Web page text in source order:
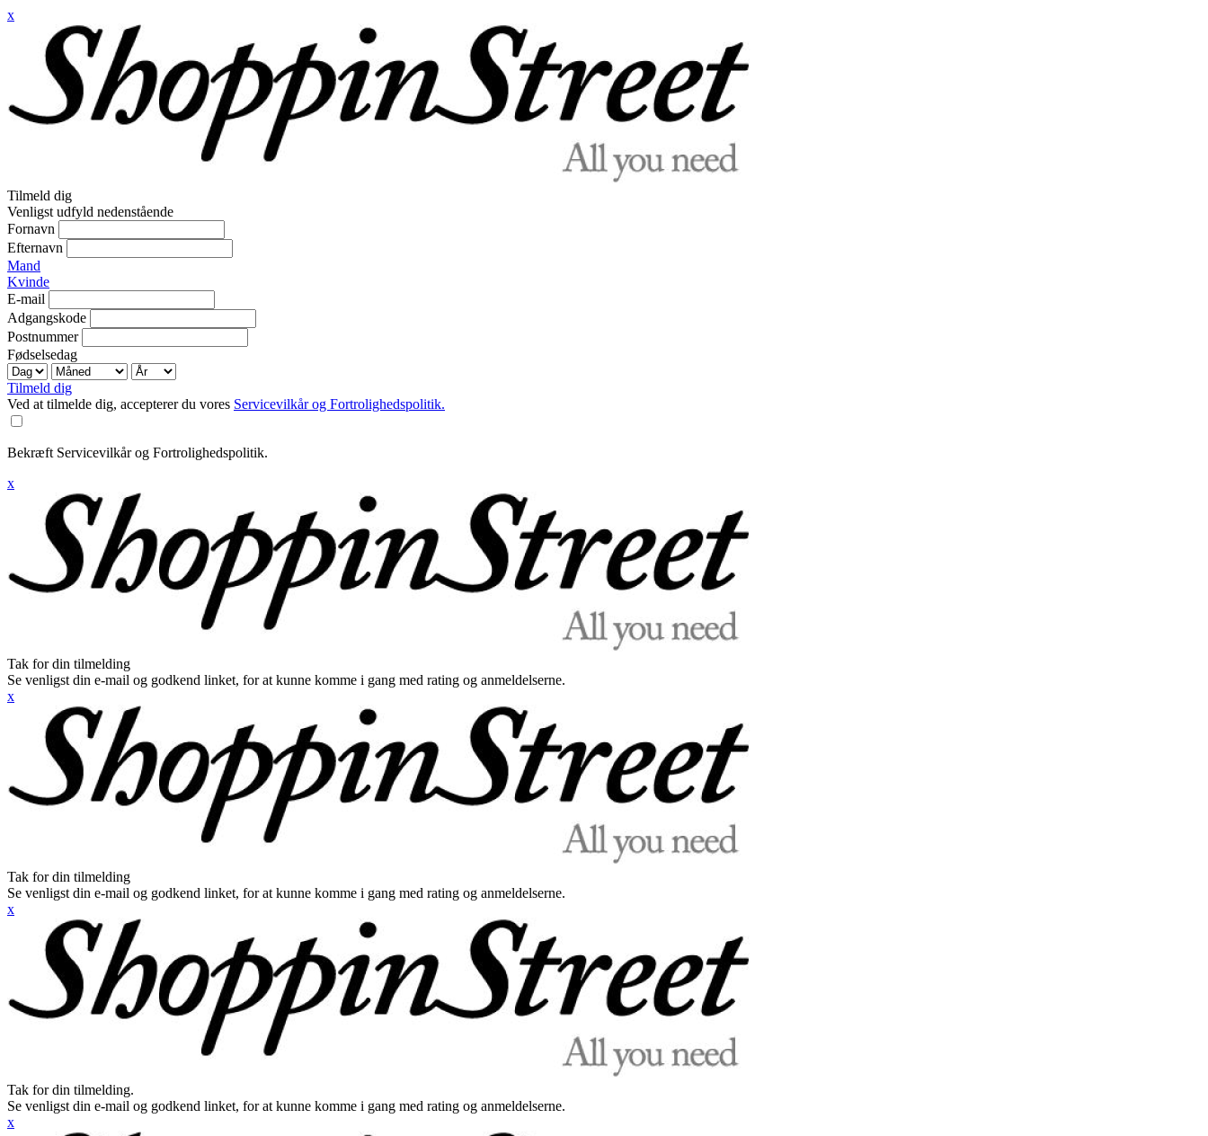
x
Tilmeld dig
Venligst udfyld nedenstående
Fornavn
Efternavn
Mand
Kvinde
E-mail
Adgangskode
Postnummer
Fødselsedag
Tilmeld dig
Ved at tilmelde dig, accepterer du vores Servicevilkår og Fortrolighedspolitik.
Bekræft Servicevilkår og Fortrolighedspolitik.
x
Tak for din tilmelding
Se venligst din e-mail og godkend linket, for at kunne komme i gang med rating og anmeldelserne.
x
Tak for din tilmelding
Se venligst din e-mail og godkend linket, for at kunne komme i gang med rating og anmeldelserne.
x
Tak for din tilmelding.
Se venligst din e-mail og godkend linket, for at kunne komme i gang med rating og anmeldelserne.
x